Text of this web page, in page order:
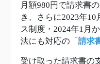
月額980円で請求書
き、さらに2023年
ス制度・2024年1月
法にも対応の「 請求
受け取った請求書の